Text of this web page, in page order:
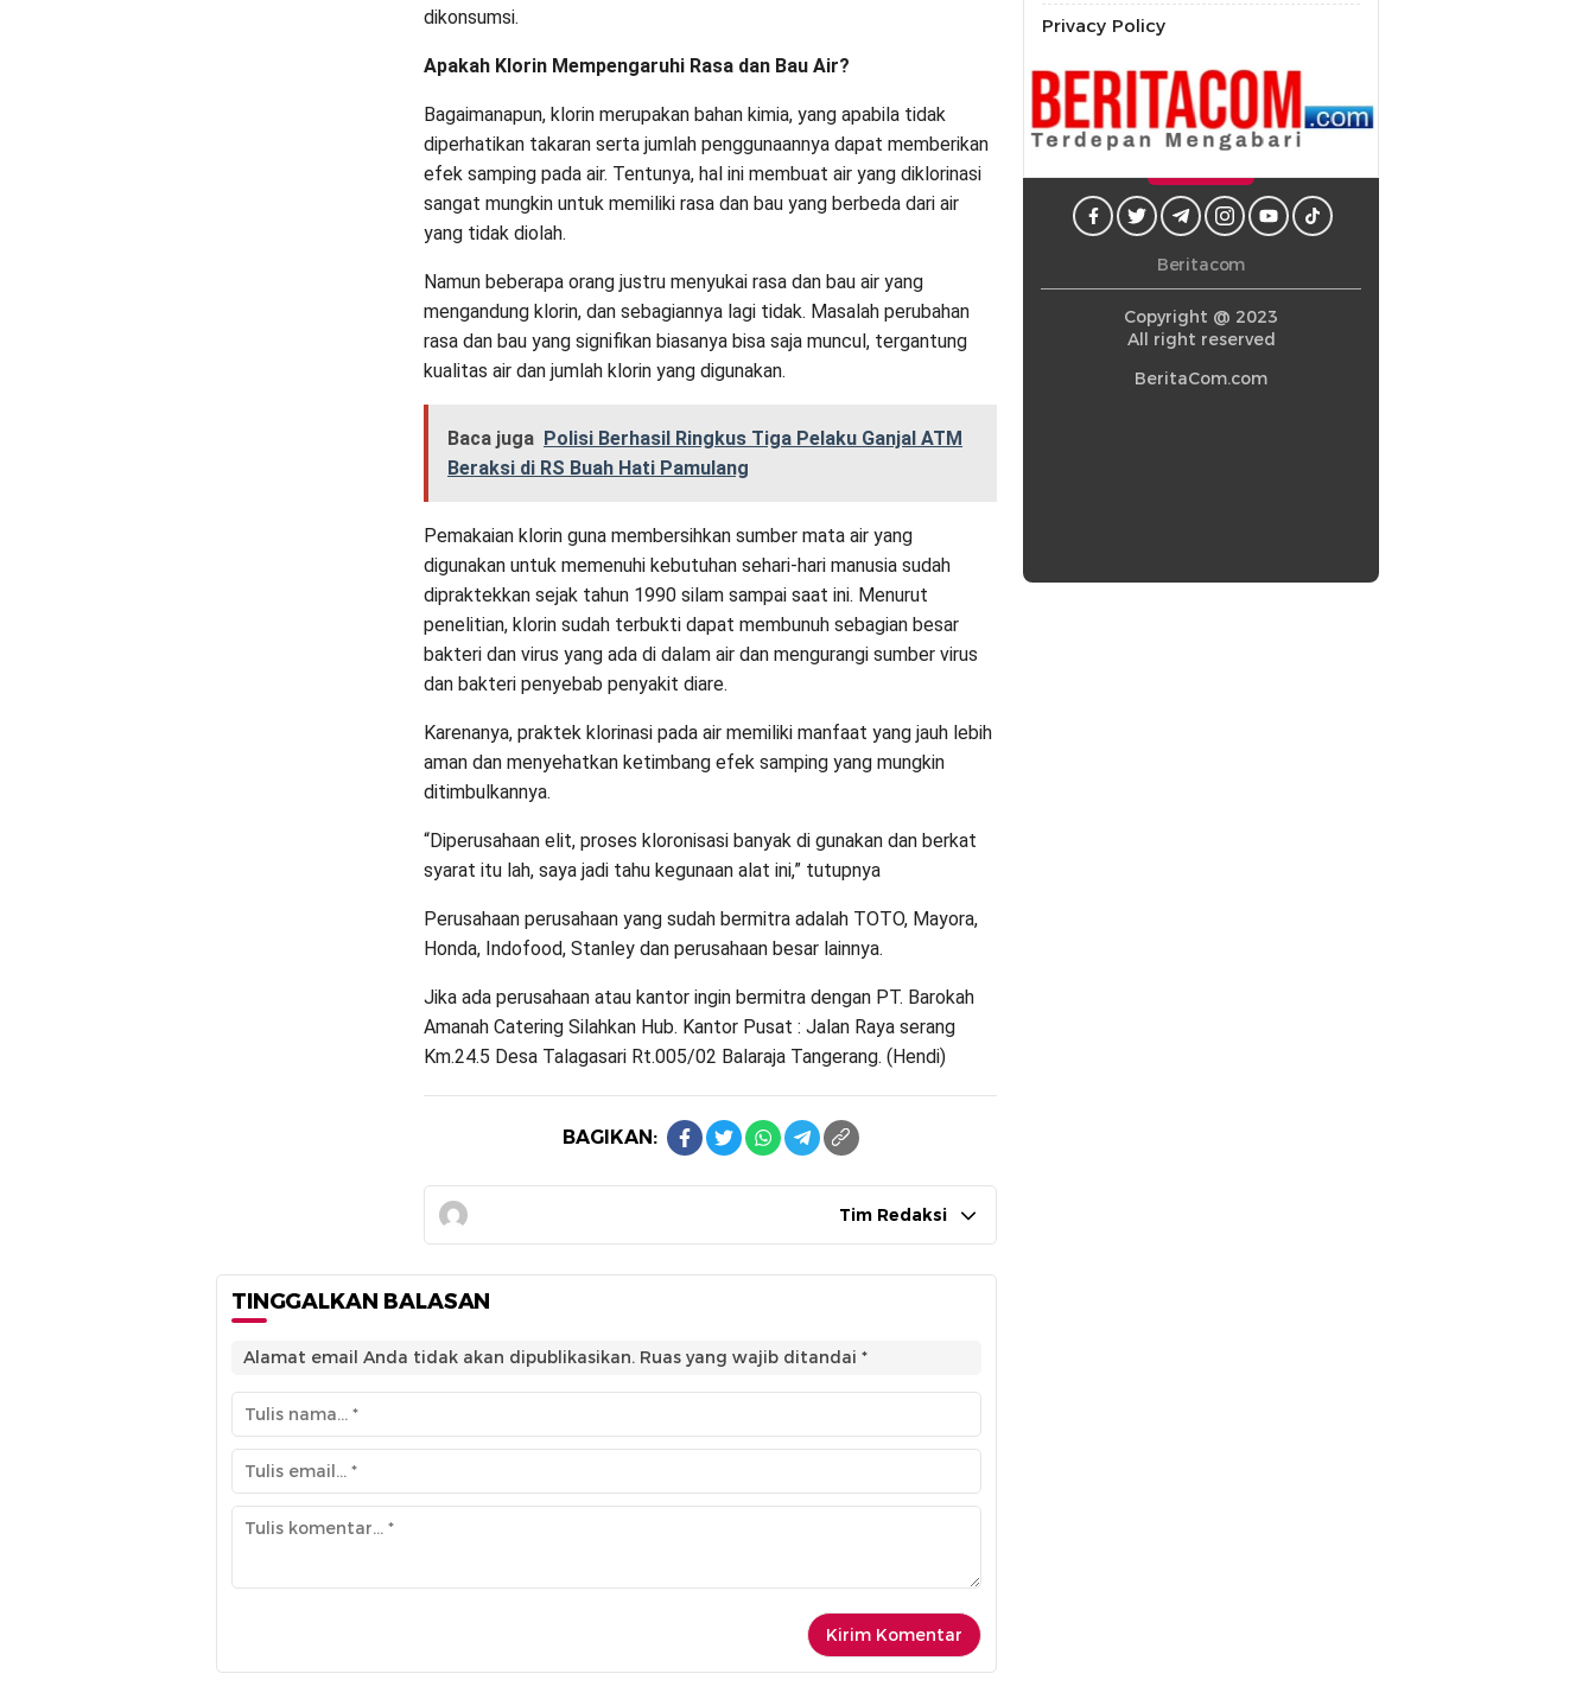
dikonsumsi.
Apakah Klorin Mempengaruhi Rasa dan Bau Air?
Bagaimanapun, klorin merupakan bahan kimia, yang apabila tidak
diperhatikan takaran serta jumlah penggunaannya dapat memberikan
efek samping pada air. Tentunya, hal ini membuat air yang diklorinasi
sangat mungkin untuk memiliki rasa dan bau yang berbeda dari air
yang tidak diolah.
Namun beberapa orang justru menyukai rasa dan bau air yang
mengandung klorin, dan sebagiannya lagi tidak. Masalah perubahan
rasa dan bau yang signifikan biasanya bisa saja muncul, tergantung
kualitas air dan jumlah klorin yang digunakan.
Baca juga Polisi Berhasil Ringkus Tiga Pelaku Ganjal ATM
Beraksi di RS Buah Hati Pamulang
Pemakaian klorin guna membersihkan sumber mata air yang
digunakan untuk memenuhi kebutuhan sehari-hari manusia sudah
dipraktekkan sejak tahun 1990 silam sampai saat ini. Menurut
penelitian, klorin sudah terbukti dapat membunuh sebagian besar
bakteri dan virus yang ada di dalam air dan mengurangi sumber virus
dan bakteri penyebab penyakit diare.
Karenanya, praktek klorinasi pada air memiliki manfaat yang jauh lebih
aman dan menyehatkan ketimbang efek samping yang mungkin
ditimbulkannya.
“Diperusahaan elit, proses kloronisasi banyak di gunakan dan berkat
syarat itu lah, saya jadi tahu kegunaan alat ini,” tutupnya
Perusahaan perusahaan yang sudah bermitra adalah TOTO, Mayora,
Honda, Indofood, Stanley dan perusahaan besar lainnya.
Jika ada perusahaan atau kantor ingin bermitra dengan PT. Barokah
Amanah Catering Silahkan Hub. Kantor Pusat : Jalan Raya serang
Km.24.5 Desa Talagasari Rt.005/02 Balaraja Tangerang. (Hendi)
BAGIKAN:
Tim Redaksi
TINGGALKAN BALASAN
Alamat email Anda tidak akan dipublikasikan. Ruas yang wajib ditandai *
Privacy Policy
Beritacom
Copyright @ 2023
All right reserved
BeritaCom.com